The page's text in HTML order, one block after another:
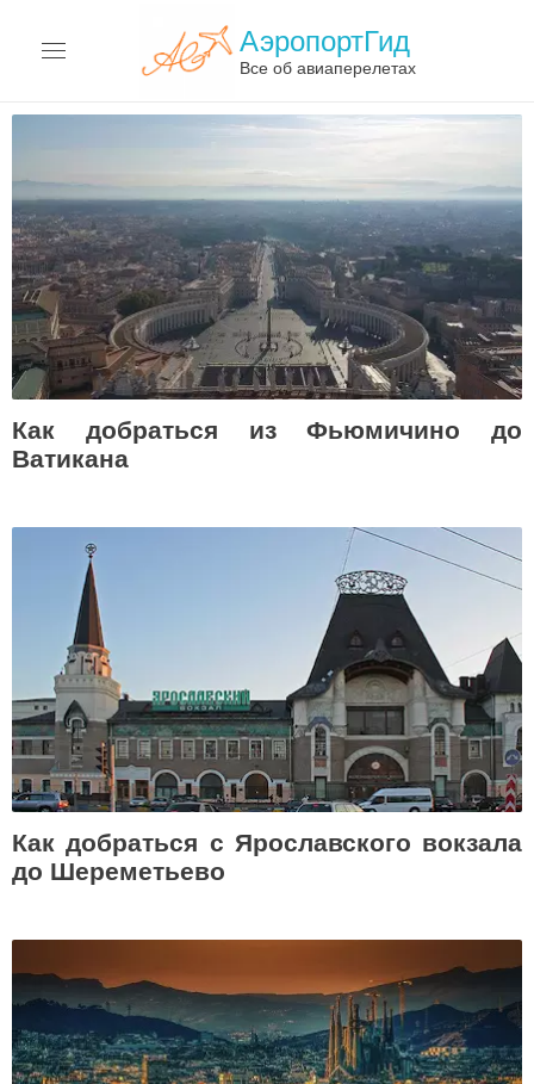
АэропортГид
Все об авиаперелетах
АВИАКОМПАНИИ
ПЕРЕЛЁТЫ
АВИАЦИЯ
ТЕРМИНЫ
О САЙТЕ
Как добраться из Фьюмичино до
Ватикана
Как добраться с Ярославского вокзала
до Шереметьево